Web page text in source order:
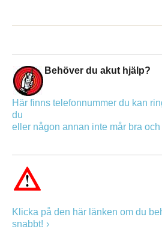
Behöver du akut hjälp?
Här finns telefonnummer du kan
du
eller någon annan inte mår bra
Klicka på den här länken om du
snabbt!